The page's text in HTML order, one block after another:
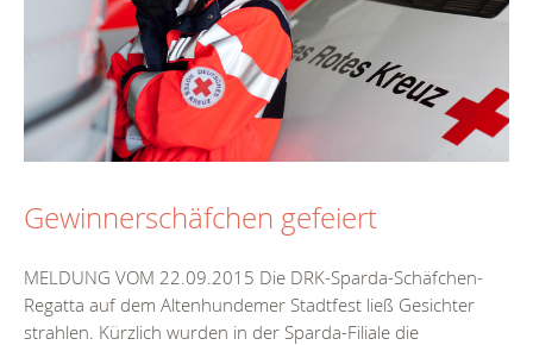
Gewinnerschäfchen gefeiert
MELDUNG VOM 22.09.2015 Die DRK-Sparda-Schäfchen-
Regatta auf dem Altenhundemer Stadtfest ließ Gesichter
strahlen. Kürzlich wurden in der Sparda-Filiale die